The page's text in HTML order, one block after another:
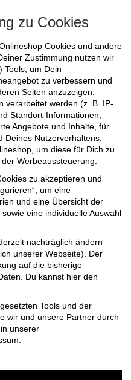
zu Cookies
Cookies und andere
Zustimmung nutzen wir
Tools, um Dein
zu verbessern und
Seiten anzuzeigen.
verarbeitet werden (z. B. IP-
Standort-Informationen,
Angebote und Inhalte, für
Deines Nutzerverhaltens,
um diese für Dich zu
Werbeaussteuerung.
zu akzeptieren und
um eine
und eine Übersicht der
eine individuelle Auswahl
nachträglich ändern
unserer Webseite). Der
auf die bisherige
Du kannst hier den
Tools und der
wir und unsere Partner durch
unserer
.